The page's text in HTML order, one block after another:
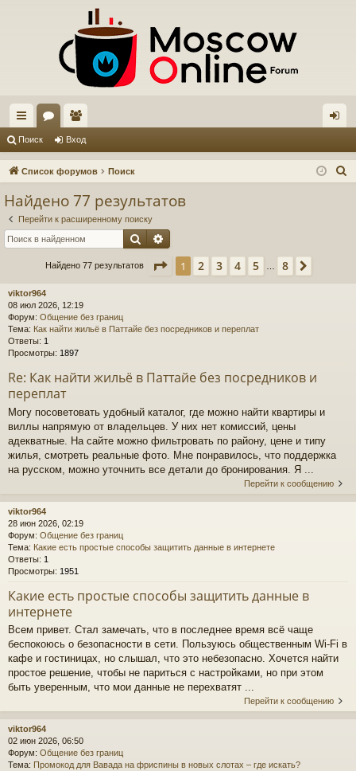
с
ы ум
ол
ьз
ел
д
Поиск Вход
Список форумов Поиск
Найдено 77 результатов
Перейти к расширенному поиску
Поиск
Найдено 77 результатов Страница из 8
1 2 3 4 5 8
viktor964
08 июл 2026, 12:19
Форум: Общение без границ
Тема: Как найти жильё в Паттайе без посредников и переплат
Ответы: 1
Просмотры: 1897
Re: Как найти жильё в Паттайе без посредников и
переплат
Могу посоветовать удобный каталог, где можно найти квартиры и
виллы напрямую от владельцев. У них нет комиссий, цены
адекватные. На сайте можно фильтровать по району, цене и типу
жилья, смотреть реальные фото. Мне понравилось, что поддержка
на русском, можно уточнить все детали до бронирования. Я ...
Перейти к сообщению
viktor964
28 июн 2026, 02:19
Форум: Общение без границ
Тема: Какие есть простые способы защитить данные в интернете
Ответы: 1
Просмотры: 1951
Какие есть простые способы защитить данные в
интернете
Всем привет. Стал замечать, что в последнее время всё чаще
беспокоюсь о безопасности в сети. Пользуюсь общественным Wi-Fi в
кафе и гостиницах, но слышал, что это небезопасно. Хочется найти
простое решение, чтобы не париться с настройками, но при этом
быть уверенным, что мои данные не перехватят ...
Перейти к сообщению
viktor964
02 июн 2026, 06:50
Форум: Общение без границ
Тема: Промокод для Вавада на фриспины в новых слотах – где искать?